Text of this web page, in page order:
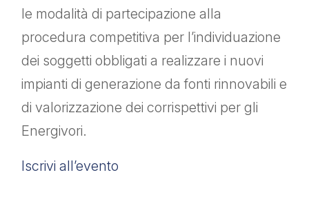
le modalità di partecipazione alla
procedura competitiva per l’individuazione
dei soggetti obbligati a realizzare i nuovi
impianti di generazione da fonti rinnovabili e
di valorizzazione dei corrispettivi per gli
Energivori.
Iscrivi all’evento